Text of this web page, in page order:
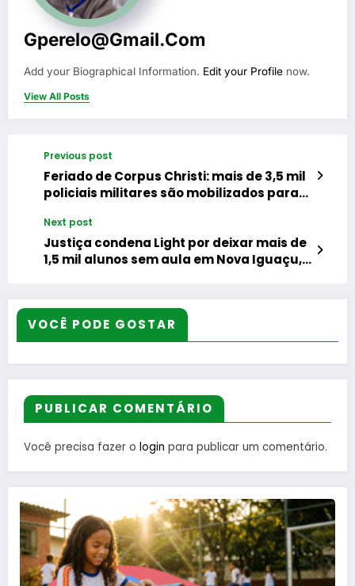
Gperelo@gmail.com
Add your Biographical Information. Edit your Profile now.
View All Posts
Previous post
Feriado de Corpus Christi: mais de 3,5 mil
policiais militares são mobilizados para
Next post
Justiça condena Light por deixar mais de
1,5 mil alunos sem aula em Nova Iguaçu,
VOCÊ PODE GOSTAR
PUBLICAR COMENTÁRIO
Você precisa fazer o login para publicar um comentário.